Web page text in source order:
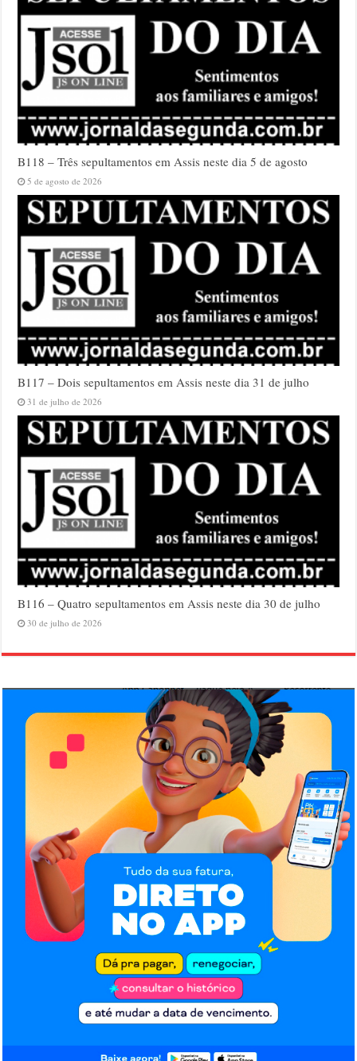
B118 – Três sepultamentos em Assis neste dia 5 de agosto
5 de agosto de 2026
B117 – Dois sepultamentos em Assis neste dia 31 de julho
31 de julho de 2026
B116 – Quatro sepultamentos em Assis neste dia 30 de julho
30 de julho de 2026